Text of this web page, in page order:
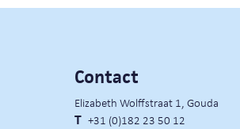
Contact
Elizabeth Wolffstraat 1, Gouda
T +31 (0)182 23 50 12